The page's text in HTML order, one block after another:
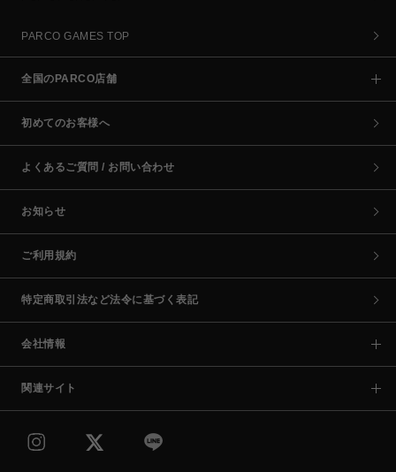
PARCO GAMES TOP
全国のPARCO店舗
初めてのお客様へ
よくあるご質問 / お問い合わせ
お知らせ
ご利用規約
特定商取引法など法令に基づく表記
会社情報
関連サイト